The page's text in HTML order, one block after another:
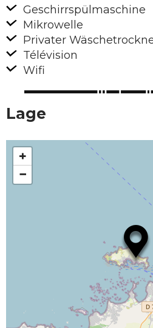
Geschirrspülmaschine
Mikrowelle
Privater
Télévision
Wifi
Lage
+
−